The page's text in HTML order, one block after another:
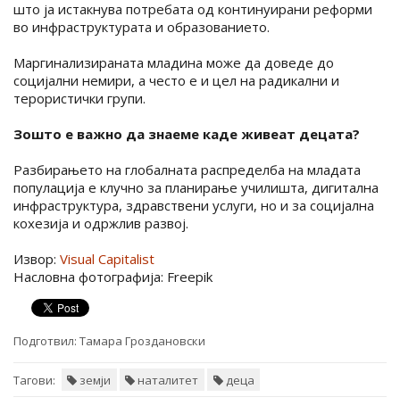
што ја истакнува потребата од континуирани реформи
во инфраструктурата и образованието.
Маргинализираната младина може да доведе до
социјални немири, а често е и цел на радикални и
терористички групи.
Зошто е важно да знаеме каде живеат децата?
Разбирањето на глобалната распределба на младата
популација е клучно за планирање училишта, дигитална
инфраструктура, здравствени услуги, но и за социјална
кохезија и одржлив развој.
Извор: Visual Capitalist
Насловна фотографија: Freepik
Подготвил: Тамара Гроздановски
Тагови: земји наталитет деца